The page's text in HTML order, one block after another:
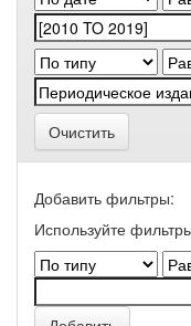
Очистить
Добавить фильтры:
Используйте